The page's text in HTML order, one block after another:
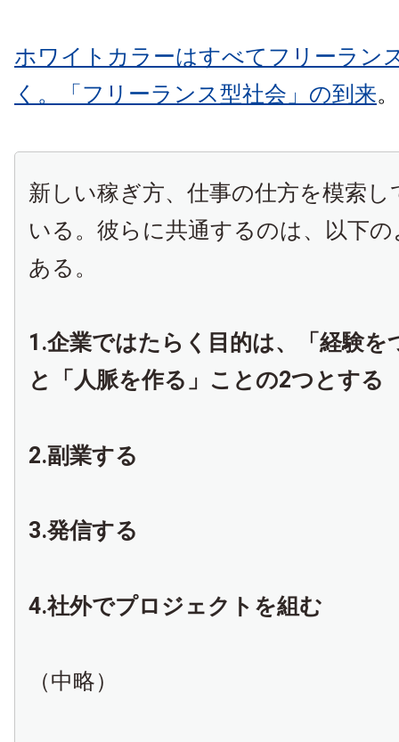
ホワイトカラーはすべてフリーラン
く。「フリーランス型社会」の到来。
新しい稼ぎ方、仕事の仕方を模索
いる。彼らに共通するのは、以下
ある。
1.企業ではたらく目的は、「経験を
と「人脈を作る」ことの2つとする
2.副業する
3.発信する
4.社外でプロジェクトを組む
（中略）